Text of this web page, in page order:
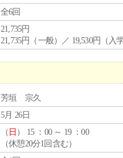
全6回
21,735円
21,735円（一般）／ 19,530円（入
芳垣 宗久
5月 26日
（ 日 ） 15 ：00 ～ 19 ：00
（休憩20分1回含む）